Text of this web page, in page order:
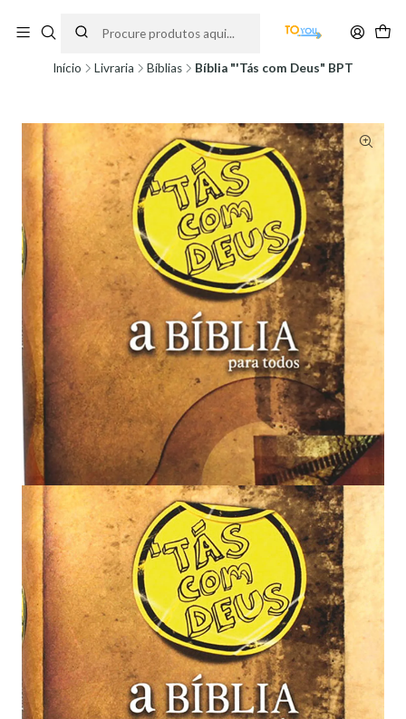
partir do dia 11 de Agosto, às 10H.
Início Livraria Bíblias Bíblia "'Tás com Deus" BPT